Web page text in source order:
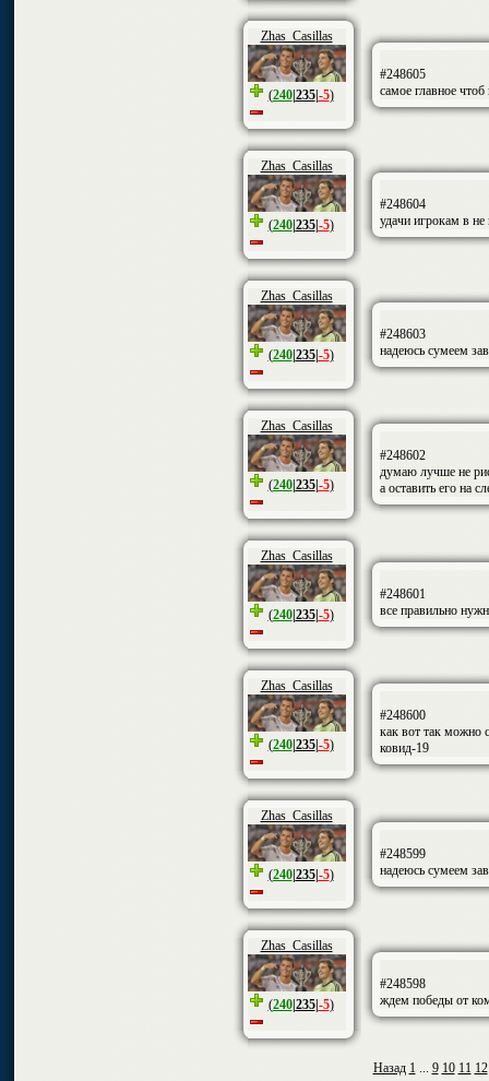
Zhas_Casillas
(240|235|-5)
#248605
самое главное
Zhas_Casillas
(240|235|-5)
#248604
удачи игрокам в
Zhas_Casillas
(240|235|-5)
#248603
надеюсь сумеем
Zhas_Casillas
(240|235|-5)
#248602
думаю лучше не
а оставить его на
Zhas_Casillas
(240|235|-5)
#248601
все правильно
Zhas_Casillas
(240|235|-5)
#248600
как вот так можно
ковид-19
Zhas_Casillas
(240|235|-5)
#248599
надеюсь сумеем
Zhas_Casillas
(240|235|-5)
#248598
ждем победы от
Назад 1 ... 9 10 11 12